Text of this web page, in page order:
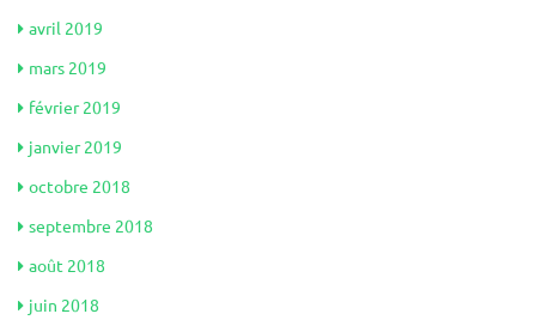
avril 2019
mars 2019
février 2019
janvier 2019
octobre 2018
septembre 2018
août 2018
juin 2018